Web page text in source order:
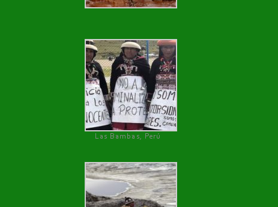
Las Bambas, Perú